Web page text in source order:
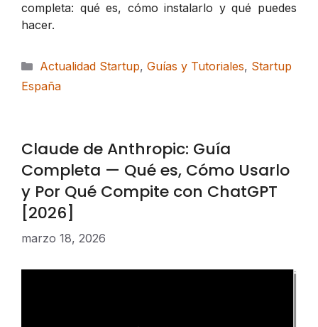
completa: qué es, cómo instalarlo y qué puedes
hacer.
Categorías
Actualidad Startup, Guías y Tutoriales, Startup
España
Claude de Anthropic: Guía
Completa — Qué es, Cómo Usarlo
y Por Qué Compite con ChatGPT
[2026]
marzo 18, 2026